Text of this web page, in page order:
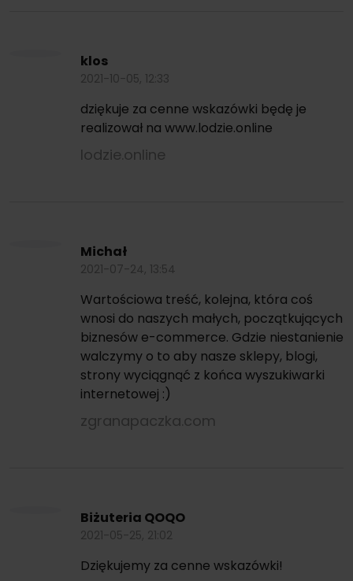
klos
2021-10-05, 12:33
dziękuje za cenne wskazówki będę je
realizował na www.lodzie.online
lodzie.online
Michał
2021-07-24, 13:54
Wartościowa treść, kolejna, która coś
wnosi do naszych małych, początkujących
biznesów e-commerce. Gdzie niestanienie
walczymy o to aby nasze sklepy, blogi,
strony wyciągnąć z końca wyszukiwarki
internetowej :)
zgranapaczka.com
Biżuteria QOQO
2021-05-25, 21:02
Dziękujemy za cenne wskazówki!